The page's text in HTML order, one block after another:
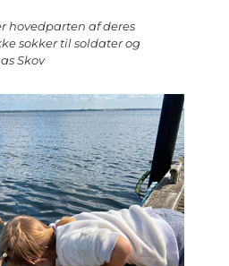
hovedparten af deres
sokker til soldater og
Skov